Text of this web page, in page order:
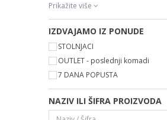
Prikažite više
IZDVAJAMO IZ PONUDE
STOLNJACI
OUTLET - poslednji komadi
7 DANA POPUSTA
NAZIV ILI ŠIFRA PROIZVODA